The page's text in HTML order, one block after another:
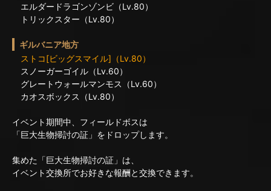
エルダードラゴンゾンビ（Lv.80）
トリックスター（Lv.80）
ギルバニア地方
ストコ[ビッグスマイル]（Lv.80）
スノーガーゴイル（Lv.60）
グレートウォールマンモス（Lv.60）
カオスボックス（Lv.80）
イベント期間中、フィールドボスは
「巨大生物掃討の証」をドロップします。
集めた「巨大生物掃討の証」は、
イベント交換所でお好きな報酬と交換できます。